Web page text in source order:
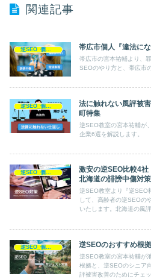
関連記事
帯広市個人『違法に
帯広市の宮本祐輔より、
SEOのやり方と、帯広市
法に触れない風評被
町特集
逆SEO教室の宮本祐輔が
企業6選を解説します。
激安の逆SEO比較4社
北海道の誹謗中傷対策
逆SEO教室より『逆SEO
して、高齢者の逆SEOの
いたします。北海道の風
逆SEO_個人対策 逆SEOのおすすめ根
逆SEO教室の宮本祐輔が
根拠と、逆SEOのシニア
評被害改善のためにチェ